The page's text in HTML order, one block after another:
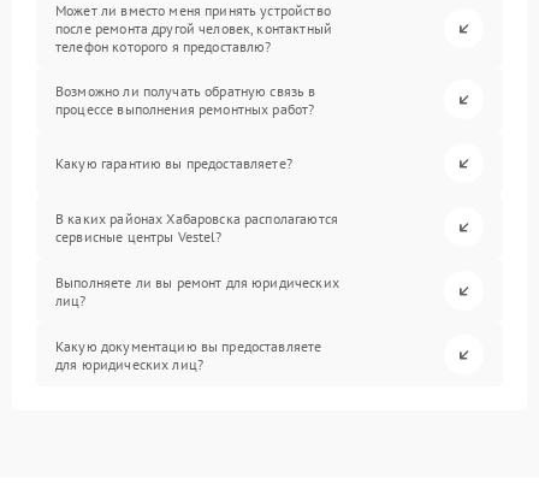
Может ли вместо меня принять устройство
после ремонта другой человек, контактный
телефон которого я предоставлю?
Возможно ли получать обратную связь в
процессе выполнения ремонтных работ?
Какую гарантию вы предоставляете?
В каких районах Хабаровска располагаются
сервисные центры Vestel?
Выполняете ли вы ремонт для юридических
лиц?
Какую документацию вы предоставляете
для юридических лиц?